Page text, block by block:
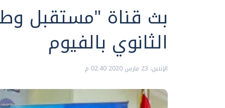
بث قناة "مستقبل
الثانوي بالفيوم
الإثنين، 23 مارس 2020 02:40 م